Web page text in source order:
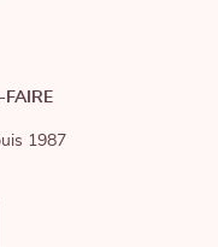
FAIRE
1987